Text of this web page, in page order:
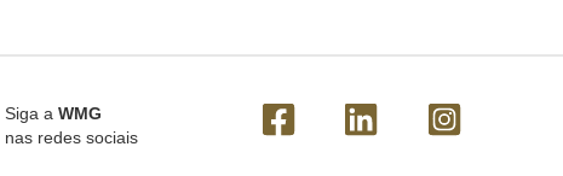
Siga a WMG
nas redes sociais